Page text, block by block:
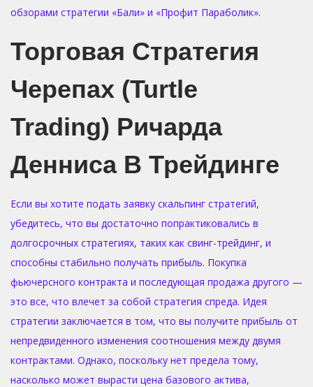
обзорами стратегии «Бали» и «Профит Параболик».
Торговая Стратегия
Черепах (Turtle
Trading) Ричарда
Денниса В Трейдинге
Если вы хотите подать заявку скальпинг стратегий,
убедитесь, что вы достаточно попрактиковались в
долгосрочных стратегиях, таких как свинг-трейдинг, и
способны стабильно получать прибыль. Покупка
фьючерсного контракта и последующая продажа другого —
это все, что влечет за собой стратегия спреда. Идея
стратегии заключается в том, что вы получите прибыль от
непредвиденного изменения соотношения между двумя
контрактами. Однако, поскольку нет предела тому,
насколько может вырасти цена базового актива,